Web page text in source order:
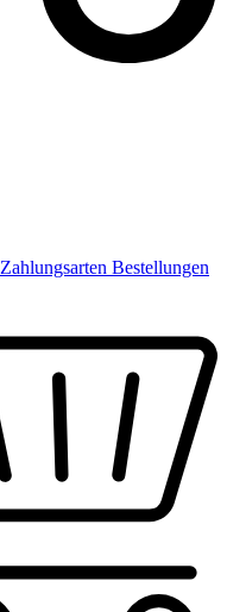
Zahlungsarten Bestellungen